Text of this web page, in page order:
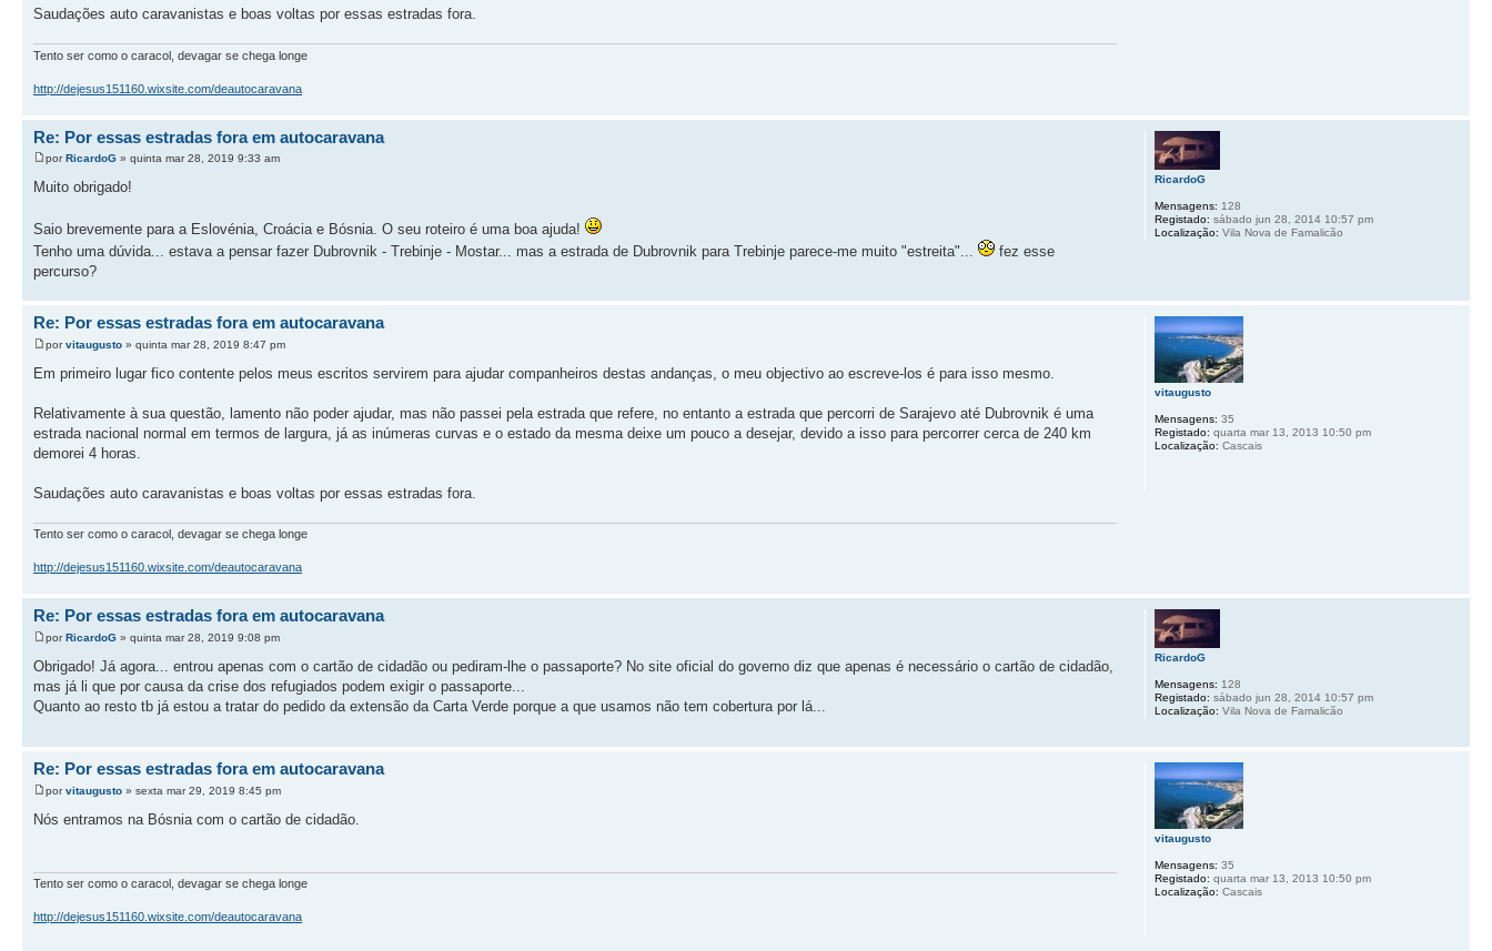
Saudações auto caravanistas e boas voltas por essas estradas fora.
Tento ser como o caracol, devagar se chega longe
http://dejesus151160.wixsite.com/deautocaravana
Re: Por essas estradas fora em autocaravana
porRicardoG » quinta mar 28, 2019 9:33 am
Muito obrigado!
Saio brevemente para a Eslovénia, Croácia e Bósnia. O seu roteiro é uma boa ajuda!
Tenho uma dúvida... estava a pensar fazer Dubrovnik - Trebinje - Mostar... mas a estrada de Dubrovnik para Trebinje parece-me muito "estreita"...
fez esse
percurso?
RicardoG
Mensagens: 128
Registado: sábado jun 28, 2014 10:57 pm
Localização: Vila Nova de Famalicão
Re: Por essas estradas fora em autocaravana
porvitaugusto » quinta mar 28, 2019 8:47 pm
Em primeiro lugar fico contente pelos meus escritos servirem para ajudar companheiros destas andanças, o meu objectivo ao escreve-los é para isso mesmo.
Relativamente à sua questão, lamento não poder ajudar, mas não passei pela estrada que refere, no entanto a estrada que percorri de Sarajevo até Dubrovnik é uma
estrada nacional normal em termos de largura, já as inúmeras curvas e o estado da mesma deixe um pouco a desejar, devido a isso para percorrer cerca de 240 km
demorei 4 horas.
Saudações auto caravanistas e boas voltas por essas estradas fora.
Tento ser como o caracol, devagar se chega longe
http://dejesus151160.wixsite.com/deautocaravana
vitaugusto
Mensagens: 35
Registado: quarta mar 13, 2013 10:50 pm
Localização: Cascais
Re: Por essas estradas fora em autocaravana
porRicardoG » quinta mar 28, 2019 9:08 pm
Obrigado! Já agora... entrou apenas com o cartão de cidadão ou pediram-lhe o passaporte? No site oficial do governo diz que apenas é necessário o cartão de cidadão,
mas já li que por causa da crise dos refugiados podem exigir o passaporte...
Quanto ao resto tb já estou a tratar do pedido da extensão da Carta Verde porque a que usamos não tem cobertura por lá...
RicardoG
Mensagens: 128
Registado: sábado jun 28, 2014 10:57 pm
Localização: Vila Nova de Famalicão
Re: Por essas estradas fora em autocaravana
porvitaugusto » sexta mar 29, 2019 8:45 pm
Nós entramos na Bósnia com o cartão de cidadão.
Tento ser como o caracol, devagar se chega longe
http://dejesus151160.wixsite.com/deautocaravana
vitaugusto
Mensagens: 35
Registado: quarta mar 13, 2013 10:50 pm
Localização: Cascais